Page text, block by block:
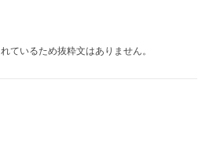
ているため抜粋文はありません。